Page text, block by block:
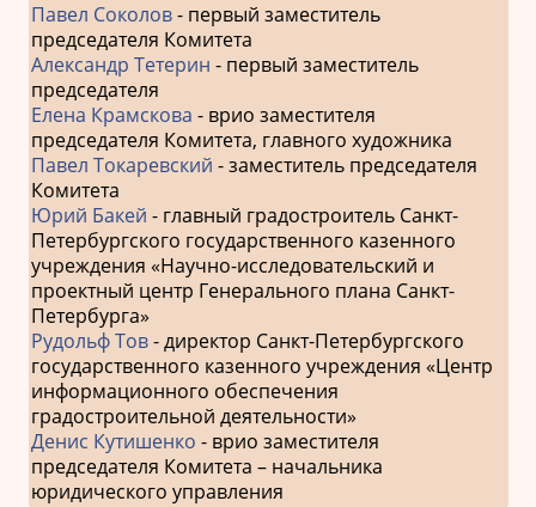
Павел Соколов- первый заместитель
председателя Комитета
Александр Тетерин - первый заместитель
председателя
Елена Крамскова - врио заместителя
председателя Комитета, главного художника
Павел Токаревский - заместитель председателя
Комитета
Юрий Бакей - главный градостроитель Санкт-
Петербургского государственного казенного
учреждения «Научно-исследовательский и
проектный центр Генерального плана Санкт-
Петербурга»
Рудольф Тов- директор Санкт-Петербургского
государственного казенного учреждения «Центр
информационного обеспечения
градостроительной деятельности»
Денис Кутишенко - врио заместителя
председателя Комитета – начальника
юридического управления